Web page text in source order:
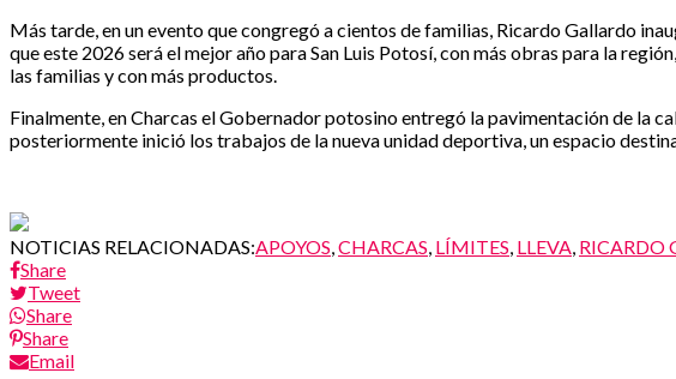
Más tarde, en un evento que congregó a cientos de familias, Ricardo Gallardo
que este 2026 será el mejor año para San Luis Potosí, con más obras para la
las familias y con más productos.
Finalmente, en Charcas el Gobernador potosino entregó la pavimentación de la
posteriormente inició los trabajos de la nueva unidad deportiva, un espacio
NOTICIAS RELACIONADAS:APOYOS CHARCAS LÍMITES LLEVA RICARDO
Share
Tweet
Share
Share
Email